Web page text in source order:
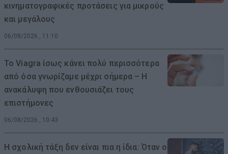
κινηματογραφικές προτάσεις για μικρούς
και μεγάλους
06/08/2026 , 11:10
Το Viagra ίσως κάνει πολύ περισσότερα
από όσα γνωρίζαμε μέχρι σήμερα – Η
ανακάλυψη που ενθουσιάζει τους
επιστήμονες
06/08/2026 , 10:43
Η σχολική τάξη δεν είναι πια η ίδια: Όταν ο